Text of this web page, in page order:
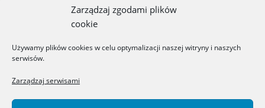
Zarządzaj zgodami plików
cookie
Używamy plików cookies w celu optymalizacji naszej witryny i naszych
serwisów.
Zarządzaj serwisami